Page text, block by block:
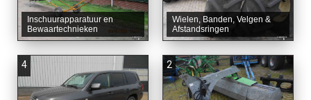
Inschuurapparatuur en
Bewaartechnieken
Wielen, Banden, Velgen &
Afstandsringen
4 2